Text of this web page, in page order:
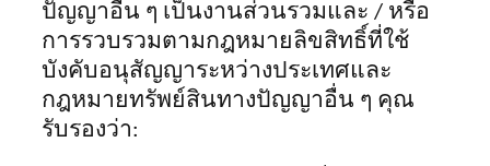
ปัญญาอื่น ๆ เป็นงานส่วนรวมและ / หรือ
การรวบรวมตามกฎหมายลิขสิทธิ์ที่ใช้
บังคับอนุสัญญาระหว่างประเทศและ
กฎหมายทรัพย์สินทางปัญญาอื่น ๆ คุณ
รับรองว่า: